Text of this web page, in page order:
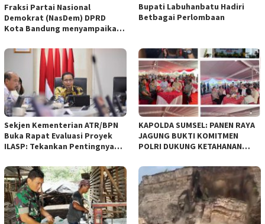
Fraksi Partai Nasional
Demokrat (NasDem) DPRD
Kota Bandung menyampaikan
empat Rancangan Peraturan
Daerah (Raperda) yang
diajukan Pemerintah Kota
Bandung
Bupati Labuhanbatu Hadiri
Betbagai Perlombaan
Sekjen Kementerian ATR/BPN
Buka Rapat Evaluasi Proyek
ILASP: Tekankan Pentingnya
Anggaran
KAPOLDA SUMSEL: PANEN RAYA
JAGUNG BUKTI KOMITMEN
POLRI DUKUNG KETAHANAN